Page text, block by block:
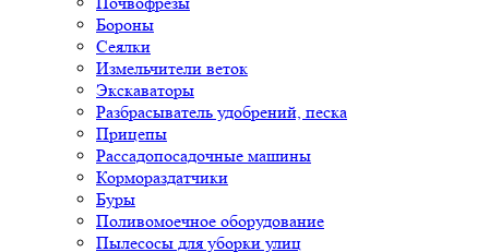
Бороны
Сеялки
Измельчители веток
Экскаваторы
Разбрасыватель удобрений, песка
Прицепы
Рассадопосадочные машины
Кормораздатчики
Буры
Поливомоечное оборудование
Пылесосы для уборки улиц